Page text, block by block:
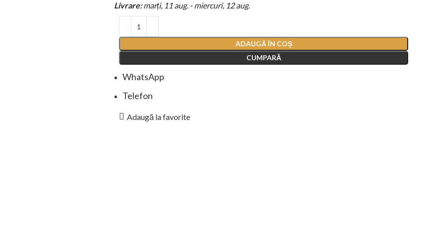
Livrare: marți, 11 aug. - miercuri, 12 aug.
ADAUGĂ ÎN COȘ
CUMPARĂ
WhatsApp
Telefon
Adaugă la favorite